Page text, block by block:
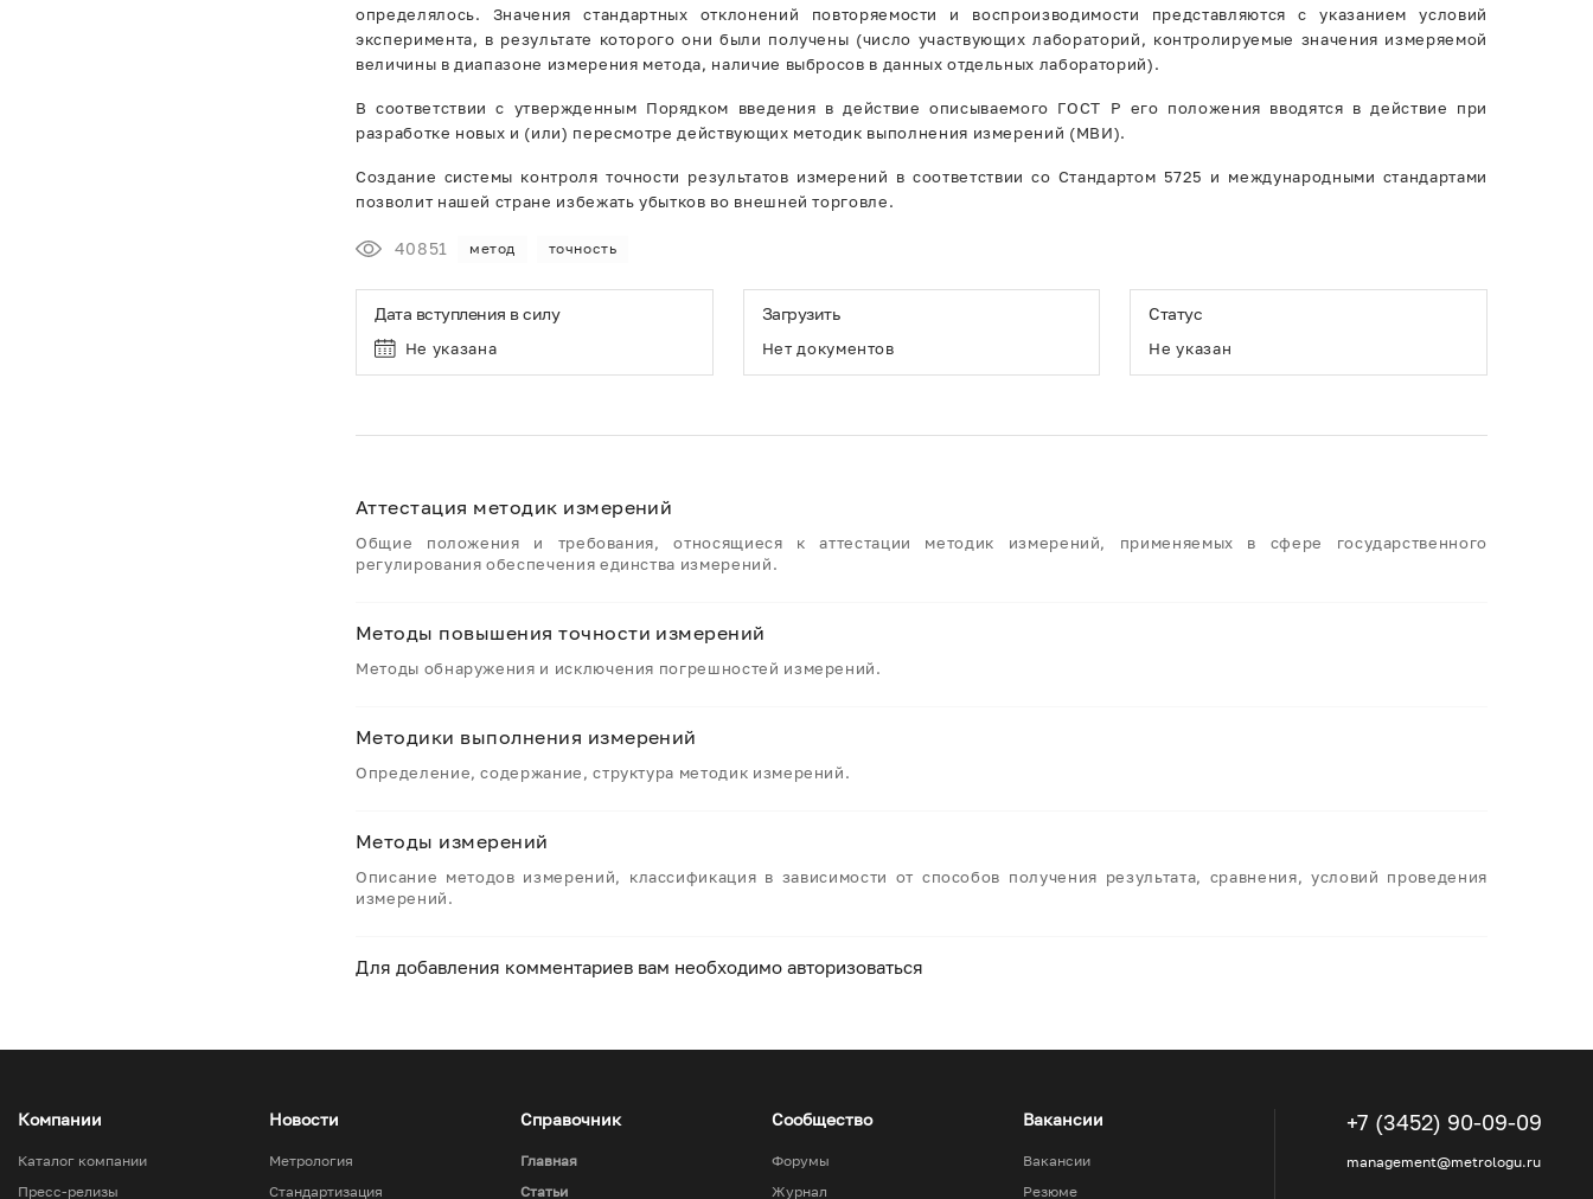
определялось. Значения стандартных отклонений повторяемости и воспроизводимости представляются с указанием условий
эксперимента, в результате которого они были получены (число участвующих лабораторий, контролируемые значения измеряемой
величины в диапазоне измерения метода, наличие выбросов в данных отдельных лабораторий).
В соответствии с утвержденным Порядком введения в действие описываемого ГОСТ Р его положения вводятся в действие при
разработке новых и (или) пересмотре действующих методик выполнения измерений (МВИ).
Создание системы контроля точности результатов измерений в соответствии со Стандартом 5725 и международными стандартами
позволит нашей стране избежать убытков во внешней торговле.
40851 метод точность
Дата вступления в силу
Не указана
Загрузить
Нет документов
Статус
Не указан
Аттестация методик измерений
Общие положения и требования, относящиеся к аттестации методик измерений, применяемых в сфере государственного
регулирования обеспечения единства измерений.
Методы повышения точности измерений
Методы обнаружения и исключения погрешностей измерений.
Методики выполнения измерений
Определение, содержание, структура методик измерений.
Методы измерений
Описание методов измерений, классификация в зависимости от способов получения результата, сравнения, условий проведения
измерений.
Для добавления комментариев вам необходимо авторизоваться
Компании
Каталог компании
Пресс-релизы
Новости
Метрология
Стандартизация
Справочник
Главная
Статьи
Сообщество
Форумы
Журнал
Вакансии
Вакансии
Резюме
+7 (3452) 90-09-09
management@metrologu.ru